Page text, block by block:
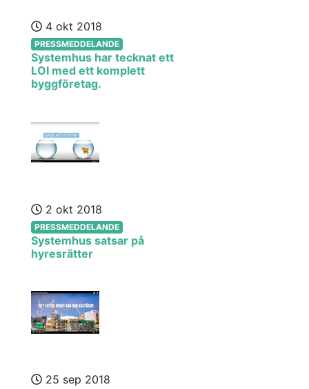
4 okt 2018
PRESSMEDDELANDE
Systemhus har tecknat ett
LOI med ett komplett
byggföretag.
2 okt 2018
PRESSMEDDELANDE
Systemhus satsar på
hyresrätter
25 sep 2018